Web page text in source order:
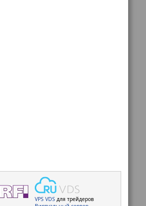
VPS VDS для трейдеров